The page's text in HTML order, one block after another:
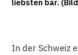
liebsten bar.
In der Schweiz